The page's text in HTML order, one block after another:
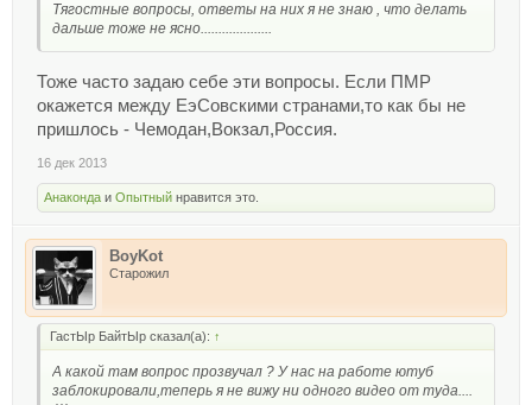
Тягостные вопросы, ответы на них я не знаю , что делать
дальше тоже не ясно....................
Тоже часто задаю себе эти вопросы. Если ПМР
окажется между ЕэСовскими странами,то как бы не
пришлось - Чемодан,Вокзал,Россия.
16 дек 2013
Анаконда и Опытный нравится это.
BoyKot
Старожил
ГастЫр БайтЫр сказал(а): ↑
А какой там вопрос прозвучал ? У нас на работе ютуб
заблокировали,теперь я не вижу ни одного видео от туда....